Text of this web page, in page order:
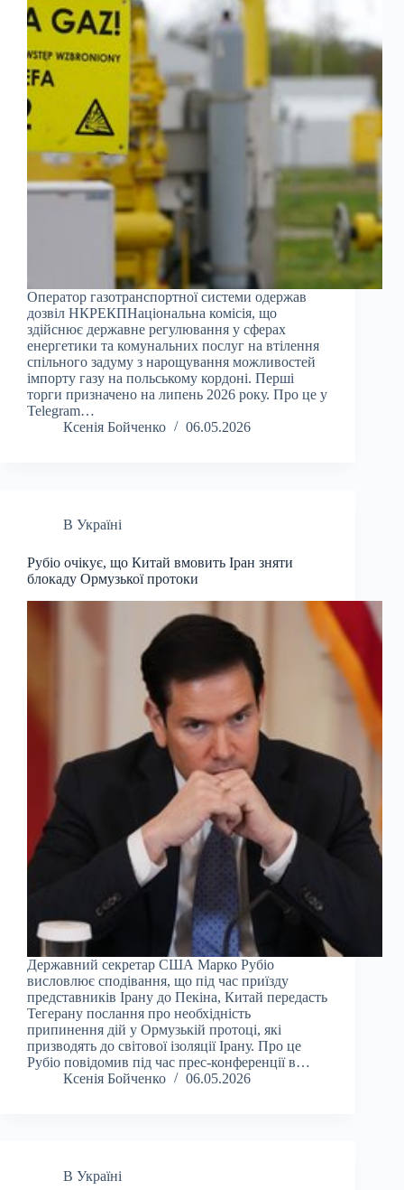
Оператор газотранспортної системи одержав
дозвіл НКРЕКПНаціональна комісія, що
здійснює державне регулювання у сферах
енергетики та комунальних послуг на втілення
спільного задуму з нарощування можливостей
імпорту газу на польському кордоні. Перші
торги призначено на липень 2026 року. Про це у
Telegram…
Ксенія Бойченко
06.05.2026
В Україні
Рубіо очікує, що Китай вмовить Іран зняти
блокаду Ормузької протоки
Державний секретар США Марко Рубіо
висловлює сподівання, що під час приїзду
представників Ірану до Пекіна, Китай передасть
Тегерану послання про необхідність
припинення дій у Ормузькій протоці, які
призводять до світової ізоляції Ірану. Про це
Рубіо повідомив під час прес-конференції в…
Ксенія Бойченко
06.05.2026
В Україні